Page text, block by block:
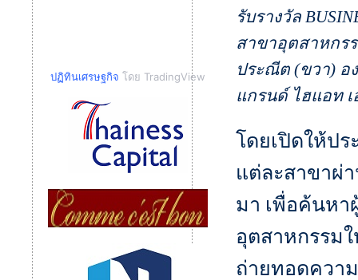
ปฏิทินเศรษฐกิจ โดย TradingView
รับรางวัล
สาขาอุตสาหกร
ประณีต (ขวา) อ
แกรนด์ ไฮแอท
โดยเปิดให้ป
แต่ละสาขาผ่
มา เพื่อค้นหา
อุตสาหกรรม
ถ่ายทอดควา